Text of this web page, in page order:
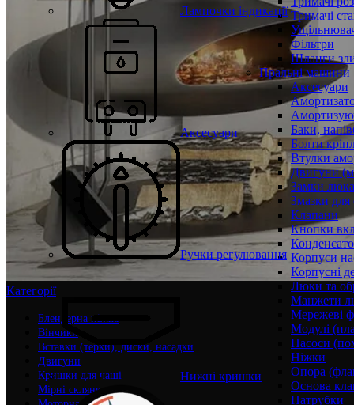
Тримачі
Фільтри
Шланги
Пральні машини
Аксесуари
Баки,
Болти
Втулки
Двигуни
Замки люка
Змазки для
Клапани
Кнопки
Корпуси
Корпусні
Люки та
Манжети
Мережеві
Модулі
Насоси
Ніжки
Опора
Основа
Патрубки
Лампочки індикації
Аксесуари
Ручки регулювання
Нижні кришки
Категорії
Блендерна ніжка
Вінчики
Вставки (терки), диски, насадки
Двигуни
Кришки для чаші
Мірні склянки